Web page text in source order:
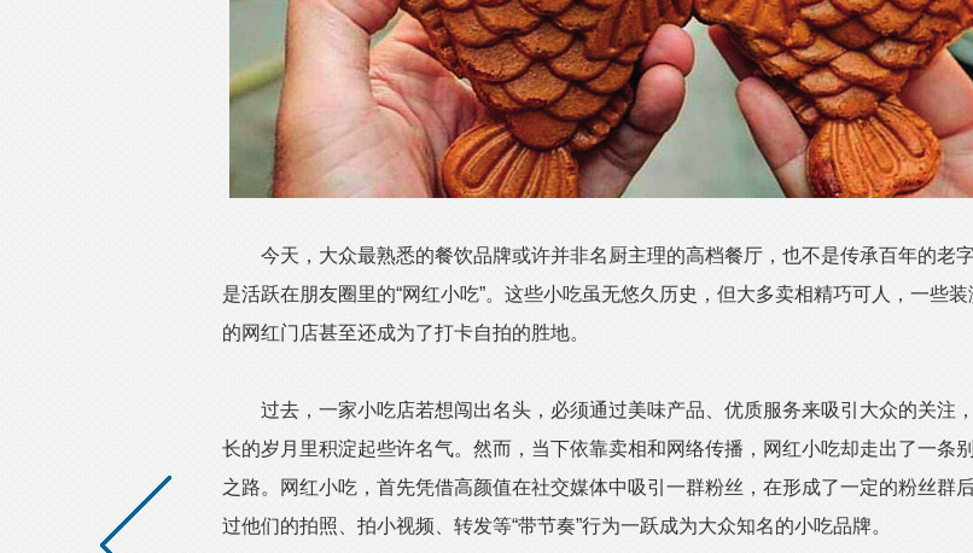
今天，大众最熟悉的餐饮品牌或许并非名厨主理的高档餐厅，也不是传承百年的老
是活跃在朋友圈里的“网红小吃”。这些小吃虽无悠久历史，但大多卖相精巧可人，一些
的网红门店甚至还成为了打卡自拍的胜地。
过去，一家小吃店若想闯出名头，必须通过美味产品、优质服务来吸引大众的关注
长的岁月里积淀起些许名气。然而，当下依靠卖相和网络传播，网红小吃却走出了一条
之路。网红小吃，首先凭借高颜值在社交媒体中吸引一群粉丝，在形成了一定的粉丝群
过他们的拍照、拍小视频、转发等“带节奏”行为一跃成为大众知名的小吃品牌。